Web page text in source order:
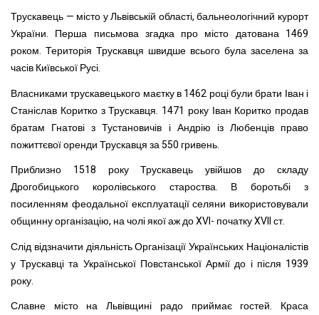
Трускавець — місто у Львівській області, бальнеологічний курорт
України. Перша письмова згадка про місто датована 1469
роком. Територія Трускавця швидше всього була заселена за
часів Київської Русі.
Власниками трускавецького маєтку в 1462 році були брати Іван і
Станіслав Коритко з Трускавця. 1471 року Іван Коритко продав
братам Гнатові з Тустановичів і Андрію із Любенців право
пожиттєвої оренди Трускавця за 550 гривень.
Приблизно 1518 року Трускавець увійшов до складу
Дрогобицького королівського староства. В боротьбі з
посиленням феодальної експлуатації селяни використовували
общинну організацію, на чолі якої аж до XVI- початку XVII ст.
Слід відзначити діяльність Організації Українських Націоналістів
у Трускавці та Української Повстанської Армії до і після 1939
року.
Славне місто на Львівщині радо приймає гостей. Краса